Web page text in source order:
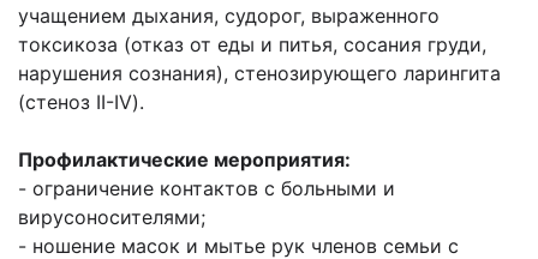
учащением дыхания, судорог, выраженного
токсикоза (отказ от еды и питья, сосания груди,
нарушения сознания), стенозирующего ларингита
(стеноз II-IV).
Профилактические мероприятия:
- ограничение контактов с больными и
вирусоносителями;
- ношение масок и мытье рук членов семьи с